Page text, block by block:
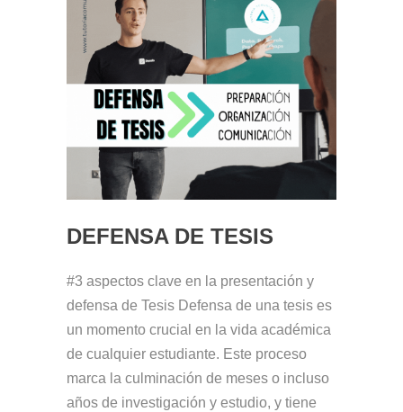
DEFENSA DE TESIS
#3 aspectos clave en la presentación y
defensa de Tesis Defensa de una tesis es
un momento crucial en la vida académica
de cualquier estudiante. Este proceso
marca la culminación de meses o incluso
años de investigación y estudio, y tiene